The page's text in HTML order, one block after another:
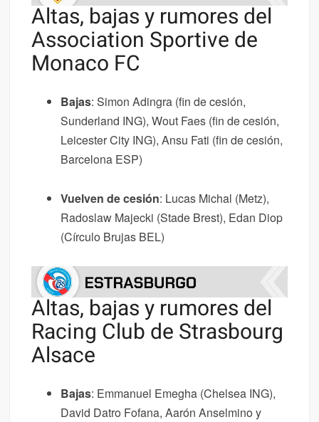
Altas, bajas y rumores del
Association Sportive de
Monaco FC
Bajas: Simon Adingra (fin de cesión,
Sunderland ING), Wout Faes (fin de cesión,
Leicester City ING), Ansu Fati (fin de cesión,
Barcelona ESP)
Vuelven de cesión: Lucas Michal (Metz),
Radoslaw Majecki (Stade Brest), Edan Diop
(Círculo Brujas BEL)
Altas, bajas y rumores del
Racing Club de Strasbourg
Alsace
Bajas: Emmanuel Emegha (Chelsea ING),
David Datro Fofana, Aarón Anselmino y